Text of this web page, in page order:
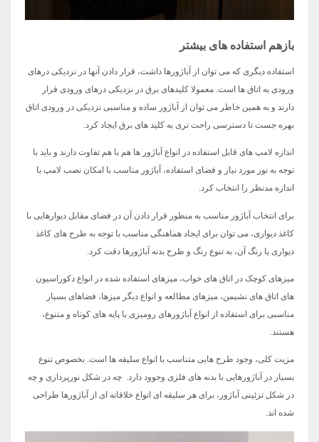
بازهم استفاده های بیشتر
استفاده دیگری که می توان از آباژورها داشت، قرار دادن آنها در نزدیکی درهای
ورودی به اتاق ها است. معمولا کلیدهای برق در نزدیکی درهای ورودی قرار
دارند و به همین خاطر می توان از آباژور ساده و مناسبی نزدیکی در ورودی اتاق
بهره جست تا دسترسی راحت تری به کلید های برق ایجاد کرد.
اندازه لامپ های قابل استفاده در انواع آباژور ها هم با هم تفاوت دارند و باید با
توجه به نور مورد نیاز و فضای استفاده، آباژور مناسب با امکان نصب لامپ با
اندازه مدنظر را انتخاب کرد.
برای انتخاب آباژور مناسب به منظور قرار دادن آن در فضای مقابل دیوارهایی با
کاغذ دیواری، می توان برای ایجاد هماهنگی مناسب با توجه به طرح های کاغذ
دیواری یا رنگ آن، به تنوع رنگ و طرح بدنه آباژورها دقت کرد.
میزهای کوچک در اتاق های خواب، میزهای استفاده شده در انواع دکوراسیون
های اتاق های نشیمن، میزهای مطالعه و انواع دیگر میزها، فضاهای بسیار
مناسبی برای استفاده از انواع آباژورهای رومیزی با پایه های کوتاه و متنوع،
هستند.
مزیت کلی، وجود طرح هایی متناسب با انواع سلیقه ها است. بخصوص تنوع
بسیار در آباژورهایی با بدنه های فلزی وجوود دارد. چه در شکل نورپردازی و چه
در شکل تزئینی آباژور، برای هر سلیقه ای انواع خلاقانه ای از آباژورها طراحی
شده اند.